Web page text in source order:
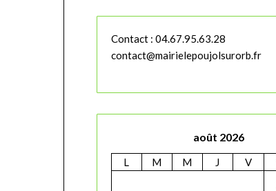
Contact : 04.67.95.63.28
contact@mairielepoujolsurorb.fr
août 2026
L M M J V